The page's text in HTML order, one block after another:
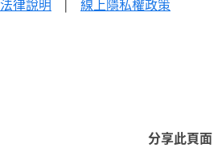
法律說明 | 線上隱私權政策
分享此頁面